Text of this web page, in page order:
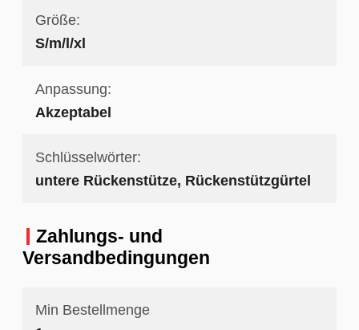
Größe:
S/m/l/xl
Anpassung:
Akzeptabel
Schlüsselwörter:
untere Rückenstütze, Rückenstützgürtel
Zahlungs- und
Versandbedingungen
Min Bestellmenge